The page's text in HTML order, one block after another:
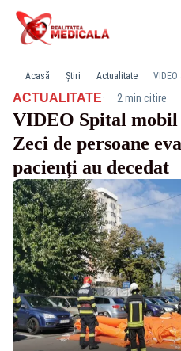
Acasă Știri Actualitate
ACTUALITATE· 2 min citire
VIDEO Spital mobil
Zeci de persoane
pacienți au decedat